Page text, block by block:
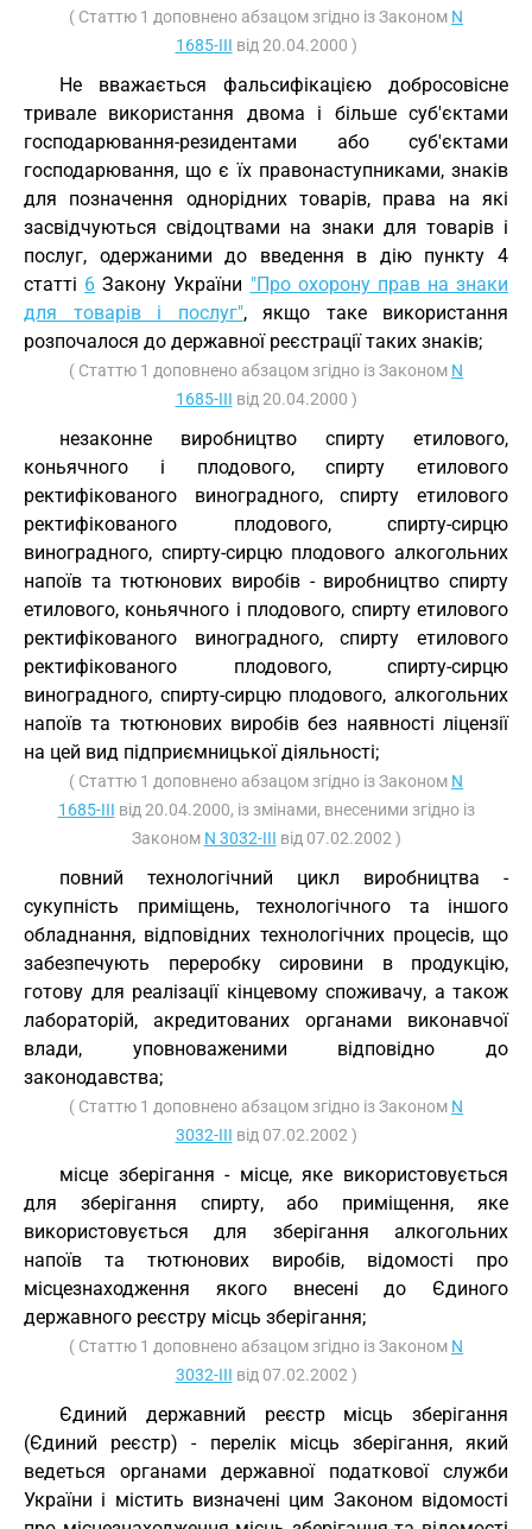
( Статтю 1 доповнено абзацом згідно із Законом N
1685-III від 20.04.2000 )
Не вважається фальсифікацією добросовісне
тривале використання двома і більше суб'єктами
господарювання-резидентами або суб'єктами
господарювання, що є їх правонаступниками, знаків
для позначення однорідних товарів, права на які
засвідчуються свідоцтвами на знаки для товарів і
послуг, одержаними до введення в дію пункту 4
статті 6 Закону України "Про охорону прав на знаки
для товарів і послуг", якщо таке використання
розпочалося до державної реєстрації таких знаків;
( Статтю 1 доповнено абзацом згідно із Законом N
1685-III від 20.04.2000 )
незаконне виробництво спирту етилового,
коньячного і плодового, спирту етилового
ректифікованого виноградного, спирту етилового
ректифікованого плодового, спирту-сирцю
виноградного, спирту-сирцю плодового алкогольних
напоїв та тютюнових виробів - виробництво спирту
етилового, коньячного і плодового, спирту етилового
ректифікованого виноградного, спирту етилового
ректифікованого плодового, спирту-сирцю
виноградного, спирту-сирцю плодового, алкогольних
напоїв та тютюнових виробів без наявності ліцензії
на цей вид підприємницької діяльності;
( Статтю 1 доповнено абзацом згідно із Законом N
1685-III від 20.04.2000, із змінами, внесеними згідно із
Законом N 3032-III від 07.02.2002 )
повний технологічний цикл виробництва -
сукупність приміщень, технологічного та іншого
обладнання, відповідних технологічних процесів, що
забезпечують переробку сировини в продукцію,
готову для реалізації кінцевому споживачу, а також
лабораторій, акредитованих органами виконавчої
влади, уповноваженими відповідно до
законодавства;
( Статтю 1 доповнено абзацом згідно із Законом N
3032-III від 07.02.2002 )
місце зберігання - місце, яке використовується
для зберігання спирту, або приміщення, яке
використовується для зберігання алкогольних
напоїв та тютюнових виробів, відомості про
місцезнаходження якого внесені до Єдиного
державного реєстру місць зберігання;
( Статтю 1 доповнено абзацом згідно із Законом N
3032-III від 07.02.2002 )
Єдиний державний реєстр місць зберігання
(Єдиний реєстр) - перелік місць зберігання, який
ведеться органами державної податкової служби
України і містить визначені цим Законом відомості